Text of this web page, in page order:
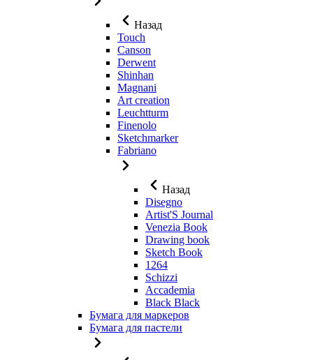
Назад
Touch
Canson
Derwent
Shinhan
Magnani
Art creation
Leuchtturm
Finenolo
Sketchmarker
Fabriano
Назад
Disegno
Artist'S Journal
Venezia Book
Drawing book
Sketch Book
1264
Schizzi
Accademia
Black Black
Бумага для маркеров
Бумага для пастели